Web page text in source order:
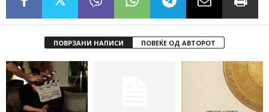
ПОВРЗАНИ НАПИСИ ПОВЕЌЕ ОД АВТОРОТ